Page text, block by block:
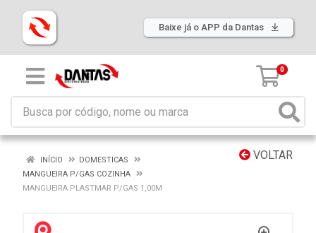
Baixe já o APP da Dantas
0
VOLTAR
INÍCIO
DOMESTICAS
MANGUEIRA P/GAS COZINHA
MANGUEIRA PLASTMAR P/GAS 1,00M